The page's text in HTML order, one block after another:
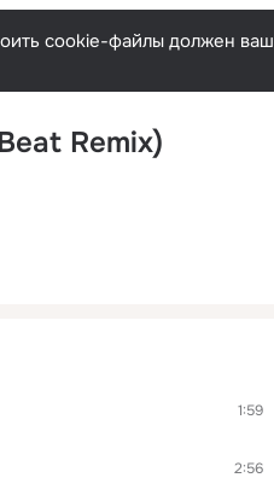
cookie-файлы должен ваш
Remix)
1:59
2:56